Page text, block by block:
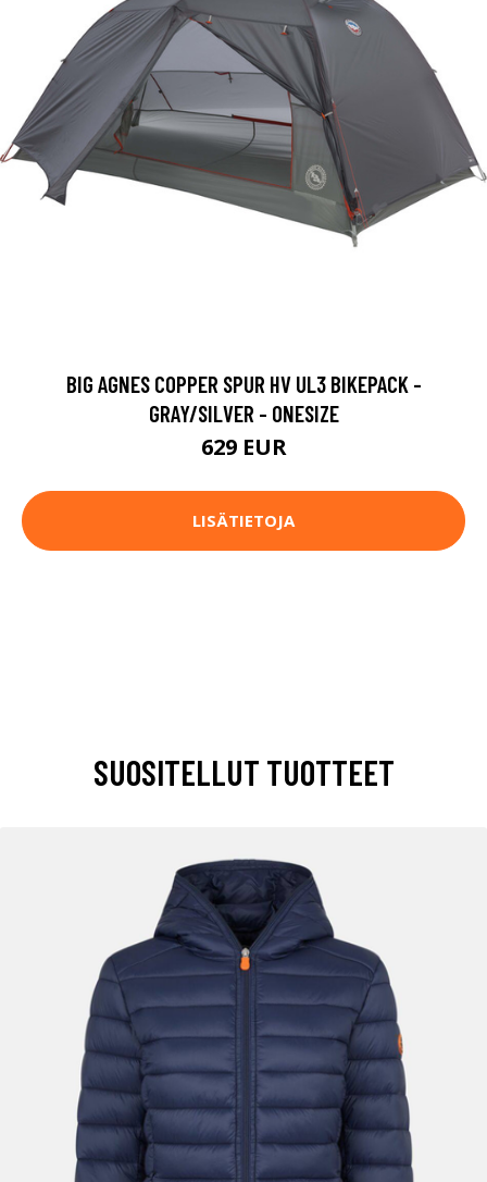
BIG AGNES COPPER SPUR HV UL3 BIKEPACK -
GRAY/SILVER - ONESIZE
629 EUR
LISÄTIETOJA
SUOSITELLUT TUOTTEET